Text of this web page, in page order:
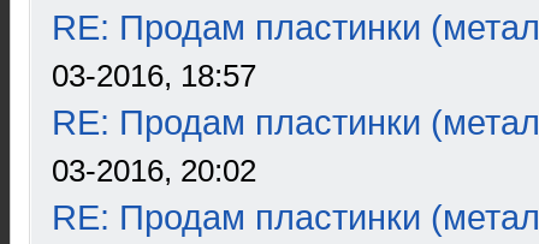
RE: Продам пластинки
03-2016, 18:57
RE: Продам пластинки
03-2016, 20:02
RE: Продам пластинки